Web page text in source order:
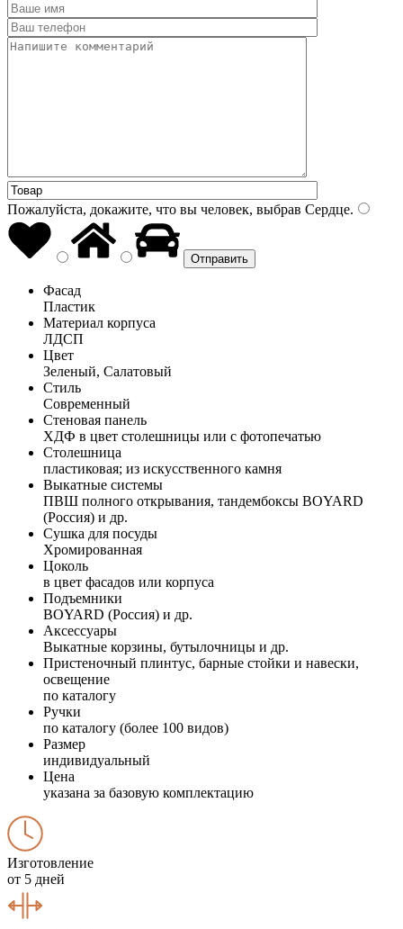
Пожалуйста, докажите, что вы человек, выбрав Сердце.
Фасад
Пластик
Материал корпуса
ЛДСП
Цвет
Зеленый, Салатовый
Стиль
Современный
Стеновая панель
ХДФ в цвет столешницы или с фотопечатью
Столешница
пластиковая; из искусственного камня
Выкатные системы
ПВШ полного открывания, тандембоксы BOYARD
(Россия) и др.
Сушка для посуды
Хромированная
Цоколь
в цвет фасадов или корпуса
Подъемники
BOYARD (Россия) и др.
Аксессуары
Выкатные корзины, бутылочницы и др.
Пристеночный плинтус, барные стойки и навески,
освещение
по каталогу
Ручки
по каталогу (более 100 видов)
Размер
индивидуальный
Цена
указана за базовую комплектацию
Изготовление
от 5 дней